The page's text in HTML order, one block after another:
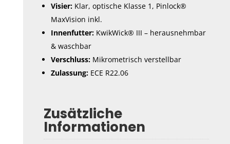
Visier: Klar, optische Klasse 1, Pinlock®
MaxVision inkl.
Innenfutter: KwikWick® III – herausnehmbar
& waschbar
Verschluss: Mikrometrisch verstellbar
Zulassung: ECE R22.06
Zusätzliche
Informationen